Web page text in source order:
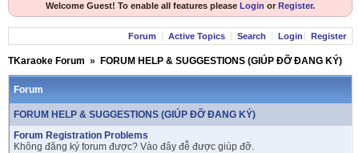
Welcome Guest! To enable all features please Login or Register.
Forum Active Topics Search Login Register
TKaraoke Forum » FORUM HELP & SUGGESTIONS (GIÚP ĐỠ ĐANG KÝ)
Forum
FORUM HELP & SUGGESTIONS (GIÚP ĐỠ ĐANG KÝ)
Forum Registration Problems
Không đăng ký forum được? Vào đây đễ được giúp đỡ.